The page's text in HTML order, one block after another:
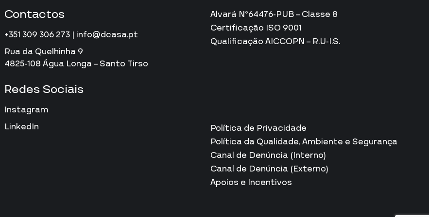
Contactos
+351 309 306 273 | info@dcasa.pt
Rua da Quelhinha 9
4825-108 Água Longa – Santo Tirso
Redes Sociais
Instagram
LinkedIn
Alvará Nº64476-PUB – Classe 8
Certificação ISO 9001
Qualificação AICCOPN – R.U-I.S.
Política de Privacidade
Política da Qualidade, Ambiente e Segurança
Canal de Denúncia (Interno)
Canal de Denúncia (Externo)
Apoios e Incentivos